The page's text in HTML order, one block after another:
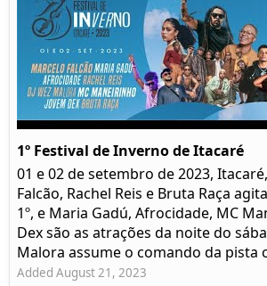
1º Festival de Inverno de Itacaré
01 e 02 de setembro de 2023,
Falcão, Rachel Reis e Bruta Raça
1º, e Maria Gadú, Afrocidade, MC
Dex são as atrações da noite do
Malora assume o comando da pista
Added August 21, 2023